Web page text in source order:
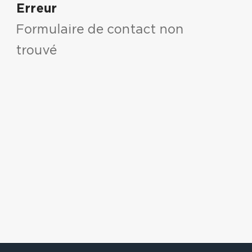
Formulaire de contact non